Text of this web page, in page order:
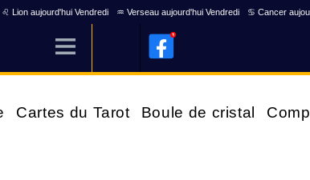
♌ Lion aujourd'hui Vendredi ♒ Verseau aujourd'hui Vendredi ♋ Cancer
Cartes du Tarot Boule de cristal